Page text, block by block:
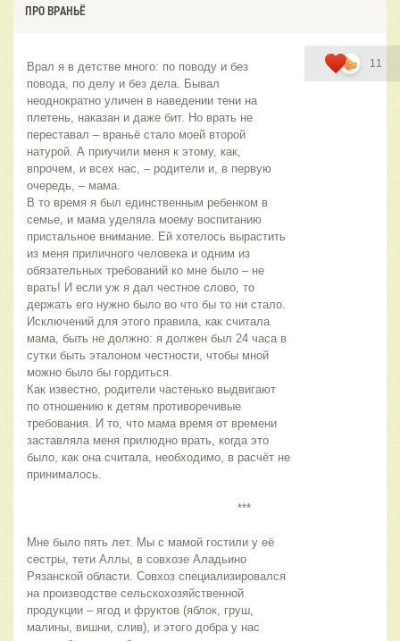
ПРО ВРАНЬЁ
Врал я в детстве много: по поводу и без
повода, по делу и без дела. Бывал
неоднократно уличен в наведении тени на
плетень, наказан и даже бит. Но врать не
переставал – враньё стало моей второй
натурой. А приучили меня к этому, как,
впрочем, и всех нас, – родители и, в первую
очередь, – мама.
В то время я был единственным ребенком в
семье, и мама уделяла моему воспитанию
пристальное внимание. Ей хотелось вырастить
из меня приличного человека и одним из
обязательных требований ко мне было – не
врать! И если уж я дал честное слово, то
держать его нужно было во что бы то ни стало.
Исключений для этого правила, как считала
мама, быть не должно: я должен был 24 часа в
сутки быть эталоном честности, чтобы мной
можно было бы гордиться.
Как известно, родители частенько выдвигают
по отношению к детям противоречивые
требования. И то, что мама время от времени
заставляла меня прилюдно врать, когда это
было, как она считала, необходимо, в расчёт не
принималось.
                                                           ***
Мне было пять лет. Мы с мамой гостили у её
сестры, тети Аллы, в совхозе Аладьино
Рязанской области. Совхоз специализировался
на производстве сельскохозяйственной
продукции – ягод и фруктов (яблок, груш,
малины, вишни, слив), и этого добра у нас
11